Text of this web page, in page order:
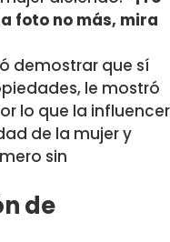
foto no más, mira
demostrar que sí
le mostró
lo que la influencer
de la mujer y
sin
de